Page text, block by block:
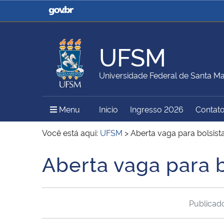
Casa Civil
Ministério da Justiça e
Ministério da Agricultura,
Pecuária e Abastecimento
Ministério da Educação
Ministério do Meio Ambiente Ministério do Turismo
Secretaria de Governo
Gabinete de Segurança
UFSM
Universidade Federal de Santa
Menu Menu Principal do Sítio
Início Ingresso 2026 Contato
Você está aqui: UFSM >Aberta vaga para
Início do conteúdo
Aberta vaga para